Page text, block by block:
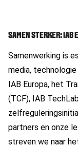
SAMEN STERKER: IAB
Samenwerking is
media,
IAB Europa, het
(TCF), IAB
partners en onze
streven we naar